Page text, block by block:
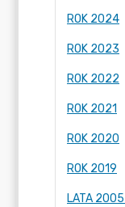
ROK 2024
ROK 2023
ROK 2022
ROK 2021
ROK 2020
ROK 2019
LATA